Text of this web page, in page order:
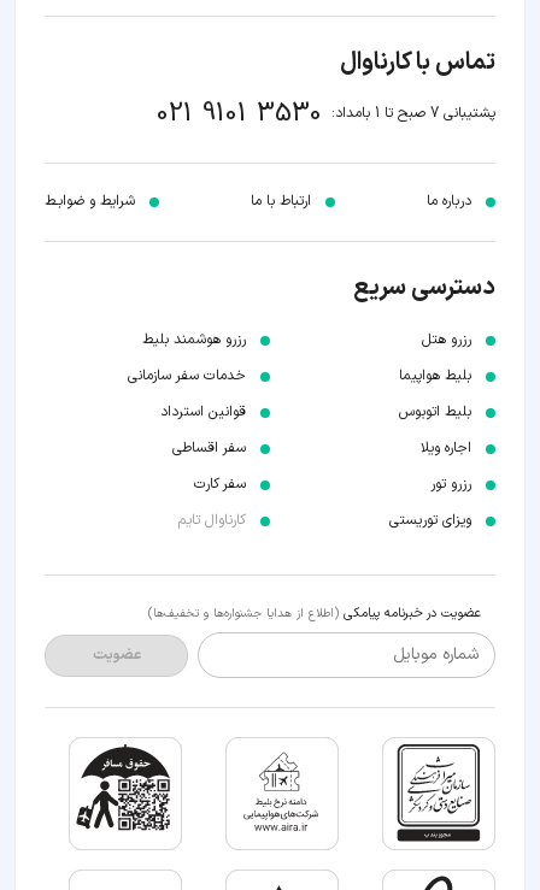
تماس با کارناوال
پشتیبانی 7 صبح تا 1 بامداد: 021 9101 3530
درباره ما ارتباط با ما شرایط و ضوابـط
دسترسی سریع
رزرو هتل
بلیط هواپیما
بلیط اتوبوس
اجاره ویلا
رزرو تور
ویزای توریستی
رزرو هوشمند بلیط
خدمات سفر سازمانی
قوانین استرداد
سفر اقساطی
سفر کارت
کارناوال تایم
عضویت در خبرنامه پیامکی (اطلاع از هدایا جشنواره‌ها و تخفیف‌ها)
شماره موبایل عضویت